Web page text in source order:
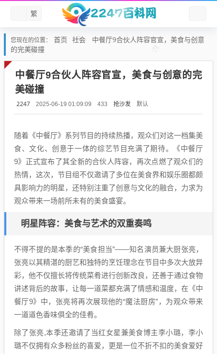
繁
您现在的位置： 首页 社会
中餐厅9合伙人阵容官宣，美食与创意
的完美碰撞
中餐厅9合伙人阵容官宣，美食与创意的完
美碰撞
2247 2025-06-19 01:09:09 433 抢沙发 默认
随着《中餐厅》系列节目的持续热播，观众们对这一档集美
食、文化、创意于一体的综艺节目充满了期待。《中餐厅
9》正式宣布了其全新的合伙人阵容，再次点燃了观众们的
热情，这次，节目组不仅邀请了多位在美食界和娱乐圈都颇
具影响力的明星，还特别注重了创意与文化的融合，力求为
观众带来一场前所未有的美食盛宴。
明星阵容：美食与艺术的双重奏鸣
不得不提的是本季的“美食担当”——知名演员兼大厨张亮，
张亮以其精湛的厨艺和独特的烹饪理念在节目中多次大放异
彩，他不仅擅长将传统菜肴进行创新改良，还善于通过食物
讲述背后的故事，让每一道菜都充满了情感和温度，在《中
餐厅9》中，张亮将再次展现他的“魔法厨房”，为观众带来
一道道色香味俱全的佳肴。
除了张亮,本季还邀请了当红女星兼美食博主李小璐，李小
璐不仅拥有众多粉丝的喜爱，更是一位不折不扣的美食爱好